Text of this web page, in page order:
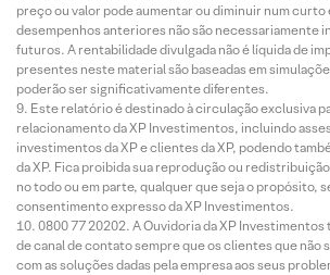
preço ou valor pode aumentar ou diminuir num curto
desempenhos anteriores não são necessariamente
futuros. A rentabilidade divulgada não é líquida de
presentes neste material são baseadas em
poderão ser significativamente diferentes.
Este relatório é destinado à circulação exclusiva
relacionamento da XP Investimentos, incluindo
investimentos da XP e clientes da XP, podendo
da XP. Fica proibida sua reprodução ou
no todo ou em parte, qualquer que seja o propósito,
consentimento expresso da XP Investimentos.
0800 77 20202. A Ouvidoria da XP Investimentos
de canal de contato sempre que os clientes que não
com as soluções dadas pela empresa aos seus